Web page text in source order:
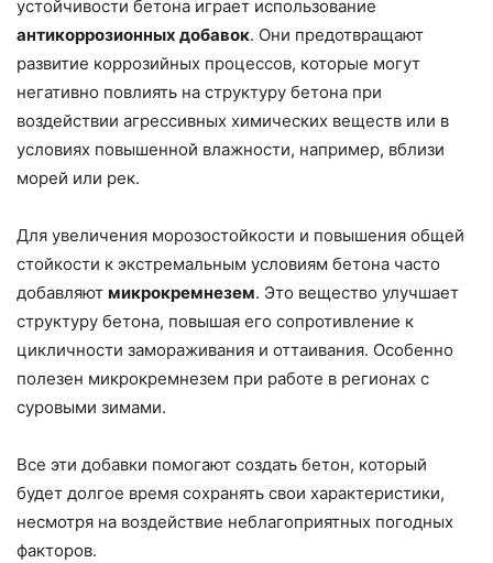
устойчивости бетона играет использование
антикоррозионных добавок. Они предотвращают
развитие коррозийных процессов, которые могут
негативно повлиять на структуру бетона при
воздействии агрессивных химических веществ или в
условиях повышенной влажности, например, вблизи
морей или рек.
Для увеличения морозостойкости и повышения общей
стойкости к экстремальным условиям бетона часто
добавляют микрокремнезем. Это вещество улучшает
структуру бетона, повышая его сопротивление к
цикличности замораживания и оттаивания. Особенно
полезен микрокремнезем при работе в регионах с
суровыми зимами.
Все эти добавки помогают создать бетон, который
будет долгое время сохранять свои характеристики,
несмотря на воздействие неблагоприятных погодных
факторов.